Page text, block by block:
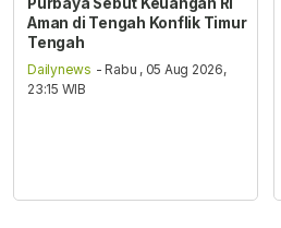
Purbaya Sebut Keuangan RI
Aman di Tengah Konflik Timur
Tengah
Dailynews - Rabu , 05 Aug 2026,
23:15 WIB